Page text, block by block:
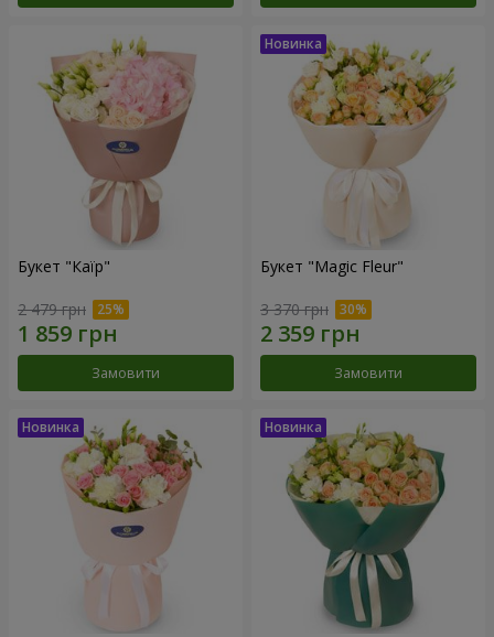
Букет "Каїр"
2 479 грн
Замовити
Букет "Magic Fleur"
3 370 грн
Замовити